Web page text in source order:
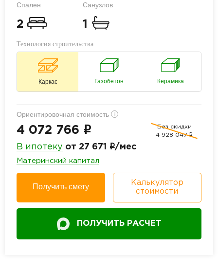
Спален
2
Санузлов
1
Технология строительства
Каркас Газобетон Керамика
Ориентировочная стоимость i
4 072 766 i
Без скидки
4 928 047 i
В ипотеку от 27 671 i/мес
Материнский капитал
Получить смету
Калькулятор
стоимости
ПОЛУЧИТЬ РАСЧЕТ